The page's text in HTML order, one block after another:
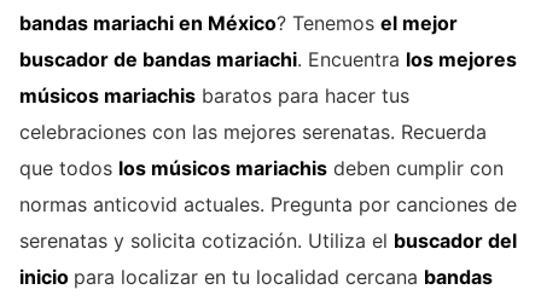
bandas mariachi en México? Tenemos el mejor
buscador de bandas mariachi. Encuentra los mejores
músicos mariachis baratos para hacer tus
celebraciones con las mejores serenatas. Recuerda
que todos los músicos mariachis deben cumplir con
normas anticovid actuales. Pregunta por canciones de
serenatas y solicita cotización. Utiliza el buscador del
inicio para localizar en tu localidad cercana bandas